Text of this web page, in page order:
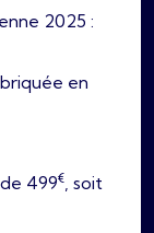
2025 :
en
499€, soit